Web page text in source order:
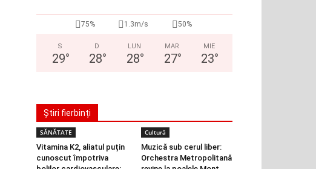
75% 1.3m/s 50%
S
29°
D
28°
LUN
28°
MAR
27°
MIE
23°
Știri fierbinți
SĂNĂTATE
Vitamina K2, aliatul puțin
cunoscut împotriva
Cultură
Muzică sub cerul liber:
Orchestra Metropolitană